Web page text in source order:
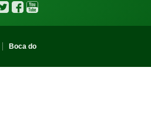
TwitterFacebook
Boca do